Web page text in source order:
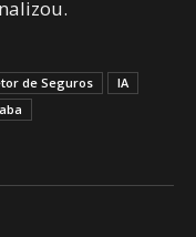
de Seguros
IA